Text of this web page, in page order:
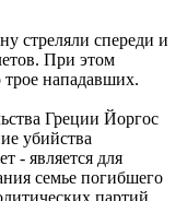
стреляли спереди и
При этом
трое нападавших.
Греции Йоргос
убийства
- является для
семье погибшего